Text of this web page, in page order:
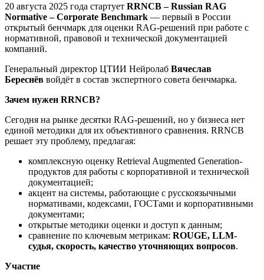
20 августа 2025 года стартует RRNCB – Russian RAG
Normative – Corporate Benchmark — первый в России
открытый бенчмарк для оценки RAG-решений при работе с
нормативной, правовой и технической документацией
компаний.
Генеральный директор ЦТИИ Нейролаб Вячеслав
Береснёв войдёт в состав экспертного совета бенчмарка.
Зачем нужен RRNCB?
Сегодня на рынке десятки RAG-решений, но у бизнеса нет
единой методики для их объективного сравнения. RRNCB
решает эту проблему, предлагая:
комплексную оценку Retrieval Augmented Generation-
продуктов для работы с корпоративной и технической
документацией;
акцент на системы, работающие с русскоязычными
нормативами, кодексами, ГОСТами и корпоративными
документами;
открытые методики оценки и доступ к данным;
сравнение по ключевым метрикам: ROUGE, LLM-
судья, скорость, качество уточняющих вопросов.
Участие